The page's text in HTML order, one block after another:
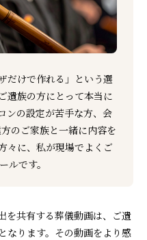
だけで作れる」という選
遺族の方にとって本当に
ンの設定が苦手な方、会
のご家族と一緒に内容を
に、私が現場でよくご
ルです。
を共有する葬儀動画は、ご遺
なります。その動画をより感